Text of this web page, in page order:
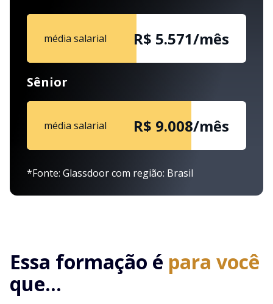
média salarial R$ 5.571/mês
Sênior
média salarial R$ 9.008/mês
*Fonte: Glassdoor com região: Brasil
Essa formação é para você
que...